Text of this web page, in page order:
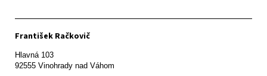
František Račkovič
Hlavná 103
92555 Vinohrady nad Váhom